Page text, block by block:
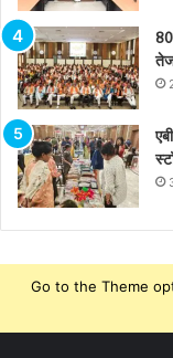
Go to the Theme